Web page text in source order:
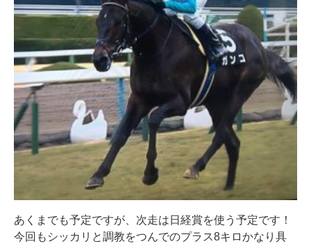
あくまでも予定ですが、次走は日経賞を使う予定です！
今回もシッカリと調教をつんでのプラス8キロかなり具